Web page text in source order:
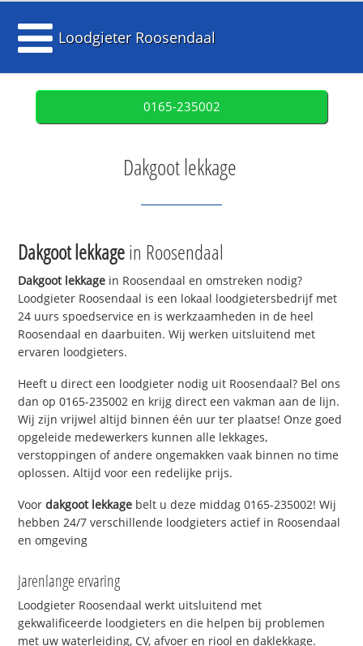
Loodgieter Roosendaal
0165-235002
Dakgoot lekkage
Dakgoot lekkagein Roosendaal
Dakgoot lekkage in Roosendaal en omstreken nodig?
Loodgieter Roosendaal is een lokaal loodgietersbedrijf met
24 uurs spoedservice en is werkzaamheden in de heel
Roosendaal en daarbuiten. Wij werken uitsluitend met
ervaren loodgieters.
Heeft u direct een loodgieter nodig uit Roosendaal? Bel ons
dan op 0165-235002 en krijg direct een vakman aan de lijn.
Wij zijn vrijwel altijd binnen één uur ter plaatse! Onze goed
opgeleide medewerkers kunnen alle lekkages,
verstoppingen of andere ongemakken vaak binnen no time
oplossen. Altijd voor een redelijke prijs.
Voordakgoot lekkage belt u deze middag 0165-235002! Wij
hebben 24/7 verschillende loodgieters actief in Roosendaal
en omgeving
Jarenlange ervaring
Loodgieter Roosendaal werkt uitsluitend met
gekwalificeerde loodgieters en die helpen bij problemen
met uw waterleiding, CV, afvoer en riool en daklekkage.